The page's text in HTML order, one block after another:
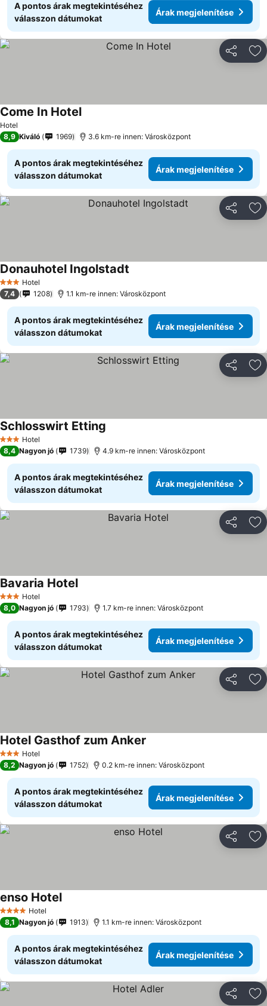
A pontos árak megtekintéséhez
válasszon dátumokat
Árak megjelenítése
Hotel
Come In Hotel
8,9 Kiváló 1969 3.6 km-re innen: Városközpont
A pontos árak megtekintéséhez
válasszon dátumokat
Árak megjelenítése
3 Kategória
Hotel
Donauhotel Ingolstadt
7,4 1208 1.1 km-re innen: Városközpont
A pontos árak megtekintéséhez
válasszon dátumokat
Árak megjelenítése
3 Kategória
Hotel
Schlosswirt Etting
8,4 Nagyon jó 1739 4.9 km-re innen: Városközpont
A pontos árak megtekintéséhez
válasszon dátumokat
Árak megjelenítése
3 Kategória
Hotel
Bavaria Hotel
8,0 Nagyon jó 1793 1.7 km-re innen: Városközpont
A pontos árak megtekintéséhez
válasszon dátumokat
Árak megjelenítése
3 Kategória
Hotel
Hotel Gasthof zum Anker
8,2 Nagyon jó 1752 0.2 km-re innen: Városközpont
A pontos árak megtekintéséhez
válasszon dátumokat
Árak megjelenítése
4 KategóriaHotel
enso Hotel
8,1 Nagyon jó 1913 1.1 km-re innen: Városközpont
A pontos árak megtekintéséhez
válasszon dátumokat
Árak megjelenítése